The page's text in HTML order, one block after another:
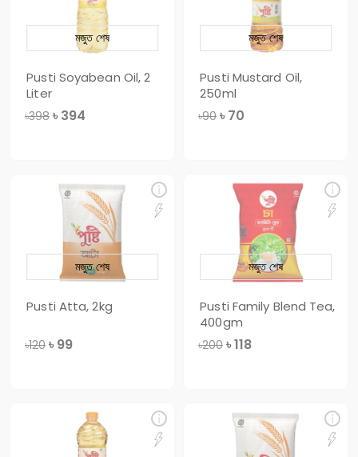
Pusti Soyabean Oil, 2
Liter
৳398 ৳ 394
মজুত শেষ
Pusti Mustard Oil,
250ml
৳90 ৳ 70
মজুত শেষ
Pusti Atta, 2kg
৳120 ৳ 99
মজুত শেষ
Pusti Family Blend Tea,
400gm
৳200 ৳118
মজুত শেষ